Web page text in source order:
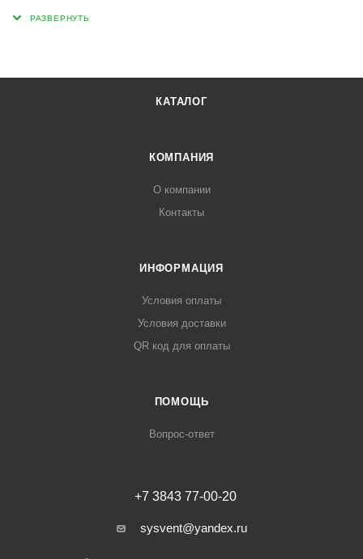
КАТАЛОГ
КОМПАНИЯ
О компании
Контакты
ИНФОРМАЦИЯ
Условия оплаты
Условия доставки
QR код для оплаты
ПОМОЩЬ
Вопрос-ответ
+7 3843 77-00-20
sysvent@yandex.ru